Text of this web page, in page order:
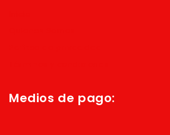
Medios de pago: